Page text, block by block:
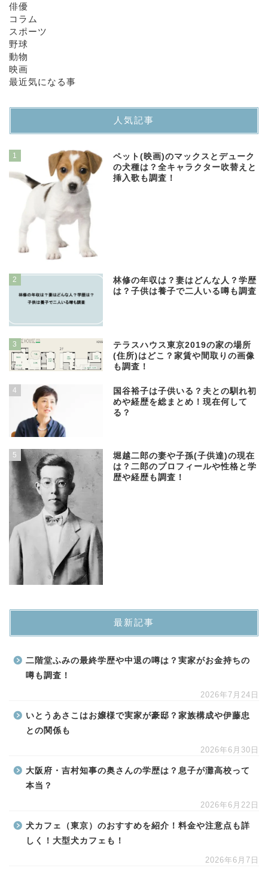
俳優
コラム
スポーツ
野球
動物
映画
最近気になる事
人気記事
1
ペット(映画)のマックスとデューク
の犬種は？全キャラクター吹替えと
挿入歌も調査！
2
林修の年収は？妻はどんな人？学歴
は？子供は養子で二人いる噂も調査
3
テラスハウス東京2019の家の場所
(住所)はどこ？家賃や間取りの画像
も調査！
4
国谷裕子は子供いる？夫との馴れ初
めや経歴を総まとめ！現在何して
る？
5
堀越二郎の妻や子孫(子供達)の現在
は？二郎のプロフィールや性格と学
歴や経歴も調査！
最新記事
二階堂ふみの最終学歴や中退の噂は？実家がお金持ちの
噂も調査！
2026年7月24日
いとうあさこはお嬢様で実家が豪邸？家族構成や伊藤忠
との関係も
2026年6月30日
大阪府・吉村知事の奥さんの学歴は？息子が灘高校って
本当？
2026年6月22日
犬カフェ（東京）のおすすめを紹介！料金や注意点も詳
しく！大型犬カフェも！
2026年6月7日